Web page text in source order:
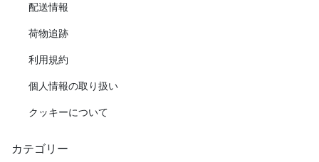
配送情報
荷物追跡
利用規約
個人情報の取り扱い
クッキーについて
カテゴリー